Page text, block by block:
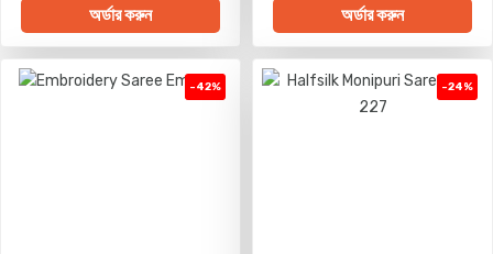
অর্ডার করুন অর্ডার করুন
-42% -24%